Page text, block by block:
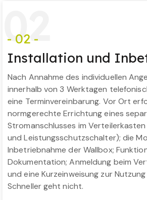
02
- 02 -
Installation und
Nach Annahme des individuellen
innerhalb von 3 Werktagen
eine Terminvereinbarung. Vor Ort
normgerechte Errichtung eines
Stromanschlusses im
und Leistungsschutzschalter); die
Inbetriebnahme der Wallbox;
Dokumentation; Anmeldung beim
und eine Kurzeinweisung zur
Schneller geht nicht.